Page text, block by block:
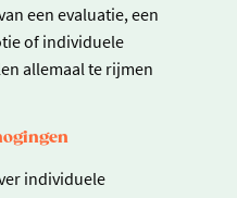
een evaluatie, een
of individuele
allemaal te rijmen
individuele